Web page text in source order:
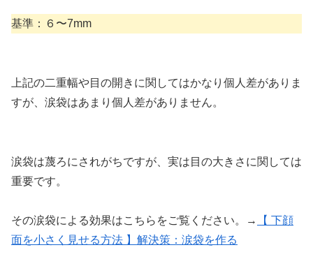
基準：６〜7mm
上記の二重幅や目の開きに関してはかなり個人差がありま
すが、涙袋はあまり個人差がありません。
涙袋は蔑ろにされがちですが、実は目の大きさに関しては
重要です。
その涙袋による効果はこちらをご覧ください。→
【 下顔
面を小さく見せる方法 】解決策：涙袋を作る